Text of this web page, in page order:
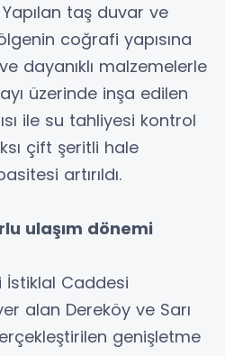
taş duvar ve
coğrafi yapısına
dayanıklı malzemelerle
üzerinde inşa edilen
ile su tahliyesi kontrol
çift şeritli hale
artırıldı.
ulaşım dönemi
Caddesi
alan Dereköy ve Sarı
genişletme